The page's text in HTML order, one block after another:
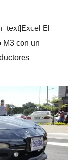
El
M3 con un